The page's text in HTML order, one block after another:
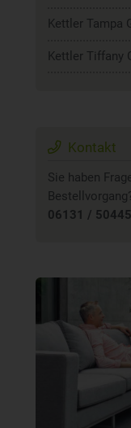
Kettler Tampa
Kettler Tiffany
Kontakt
Sie haben
06131 /